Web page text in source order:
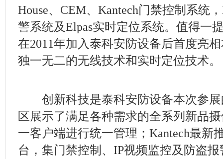
House、CEM、Kantech门禁控制系统
警系统及Elpas实时定位系统。值得一
在2011年加入泰科安防设备后首度亮
独一无二的无线技术和实时定位技术。
创新科技是泰科安防设备本次参展
区展示了满足各种需求的全系列新品
一客户端进行统一管理；Kantech最新
台，集门禁控制、IP视频监控及防盗